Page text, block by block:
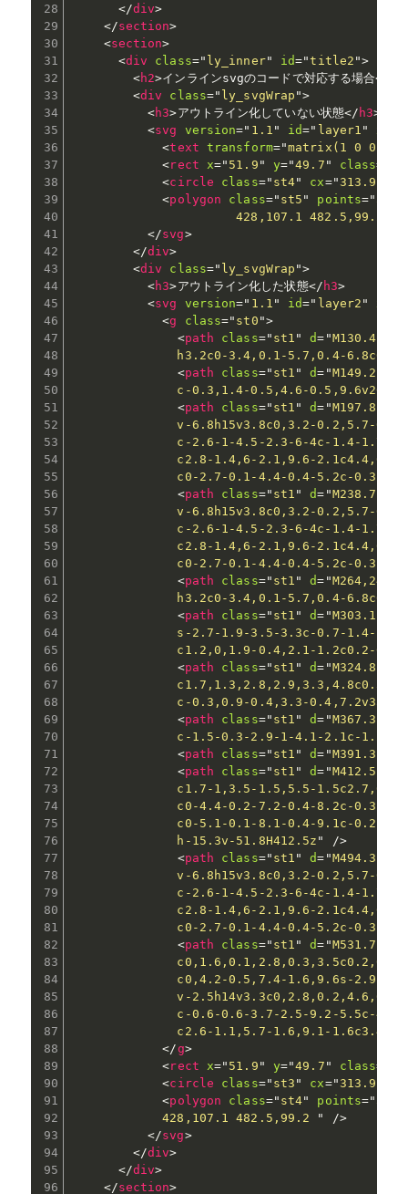
</div>
</section>
<section>
<div class=" ly_inner" id="title2 ">
<h2>インラインsvgのコードで対応する場合</
<div class=" ly_svgWrap ">
<h3>アウトライン化していない状態</ h3>
<svg version=" 1.1 " id=" layer1 "
<text transform="matrix(1 0 0 1
<rect x=" 51.9 " y="49.7 " class=
<circle class=" st4" cx=" 313.9
<polygon class=" st5 " points="
                      428,107.1 482.5,99.2
</svg>
</div>
<div class=" ly_svgWrap ">
<h3>アウトライン化した状態</ h3>
<svg version=" 1.1 " id=" layer2 "
<g class=" st0 ">
<path class=" st1 " d= "
h3.2c0-3.4,0.1-5.7,0.4-
<path class=" st1 " d= "
c-0.3,1.4-0.5,4.6-
<path class=" st1 " d= "
v-6.8h15v3.8c0,3.2-0.2,5.7-
c-2.6-1-4.5-2.3-6-4c-1.4-1.7-
c2.8-1.4,6-2.1,9.6-
c0-2.7-0.1-4.4-0.4-5.2c-0.3-
<path class=" st1 " d= "
v-6.8h15v3.8c0,3.2-0.2,5.7-
c-2.6-1-4.5-2.3-6-4c-1.4-1.7-
c2.8-1.4,6-2.1,9.6-
c0-2.7-0.1-4.4-0.4-5.2c-0.3-
<path class=" st1 " d= "
h3.2c0-3.4,0.1-5.7,0.4-
<path class=" st1 " d= "
s-2.7-1.9-3.5-3.3c-0.7-1.4-
c1.2,0,1.9-0.4,2.1-1.2c0.2-
<path class=" st1 " d= "
c-0.3,0.9-0.4,3.3-0.4,7.2v35h-
<path class=" st1 " d= "
c-1.5-0.3-2.9-1-4.1-2.1c-1.2-
<path class=" st1 " d= "
<path class=" st1 " d= "
c1.7-1,3.5-1.5,5.5-
c0-4.4-0.2-7.2-0.4-8.2c-0.3-
c0-5.1-0.1-8.1-0.4-9.1c-0.2-
              h-15.3v-51.8H412.5z
"
/>
<path class=" st1 " d= "
v-6.8h15v3.8c0,3.2-0.2,5.7-
c-2.6-1-4.5-2.3-6-4c-1.4-1.7-
c2.8-1.4,6-2.1,9.6-
c0-2.7-0.1-4.4-0.4-5.2c-0.3-
<path class=" st1 " d= "
c0,4.2-0.5,7.4-1.6,9.6s-
v-
c-0.6-0.6-3.7-2.5-9.2-5.5c-
c2.6-1.1,5.7-1.6,9.1-
</g>
<rect x=" 51.9 " y="49.7 " class=
<circle class=" st3 " cx=" 313.9
<polygon class=" st4" points="
            428,107.1 482.5,99.2
"
/>
</svg>
</div>
</div>
</section>